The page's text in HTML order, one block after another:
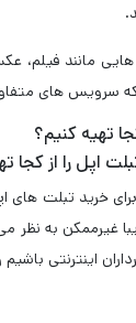
مانند فیلم،
سرویس های
تهیه کنیم؟
خرید تبلت های
غیرممکن به نظر
اینترنتی